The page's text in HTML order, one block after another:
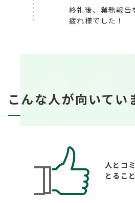
終礼後、業務報告
疲れ様でした！
こんな人が向いてい
人とコ
とるこ